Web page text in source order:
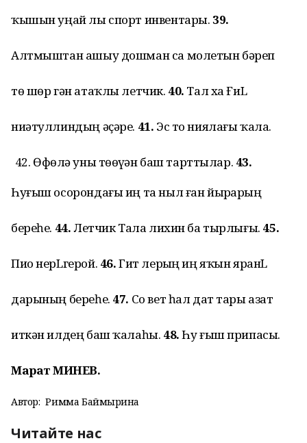
ҡышын уңай лы спорт инвентары. 39.
Алтмыштан ашыу дошман са молетын бәреп
тө шөр гән атаҡлы летчик. 40. Тал ха ҒиL
ниәтуллиндың әҫәре. 41. Эс то ниялағы ҡала.
Өфөлә уны төҙөүҙән баш тарттылар. 43.
Һуғыш осорондағы иң та ныл ған йырҙарҙың
береһе. 44.Летчик Тала лихин ба тырлығы. 45.
Пио нерLгерой. 46.Гит лерҙың иң яҡын яранL
дарының береһе. 47. Со вет һал дат тары азат
иткән илдең баш ҡалаһы. 48.Һу ғыш припасы.
Марат ӘМИНЕВ.
Автор: Римма Баймырҙина
Читайте нас